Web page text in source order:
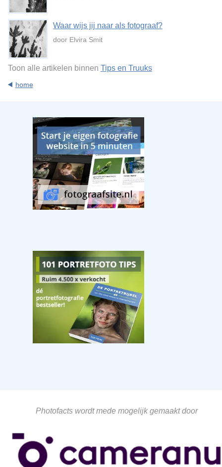
Waar wijs jij naar als fotograaf?
door Elvira Smit
Toon alle artikelen binnen Tips en Truuks
home
Photofacts wordt mede mogelijk gemaakt door